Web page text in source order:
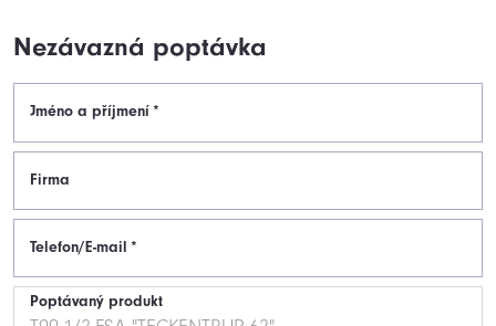
Nezávazná poptávka
Jméno a příjmení *
Firma
Telefon/E-mail *
Poptávaný produkt